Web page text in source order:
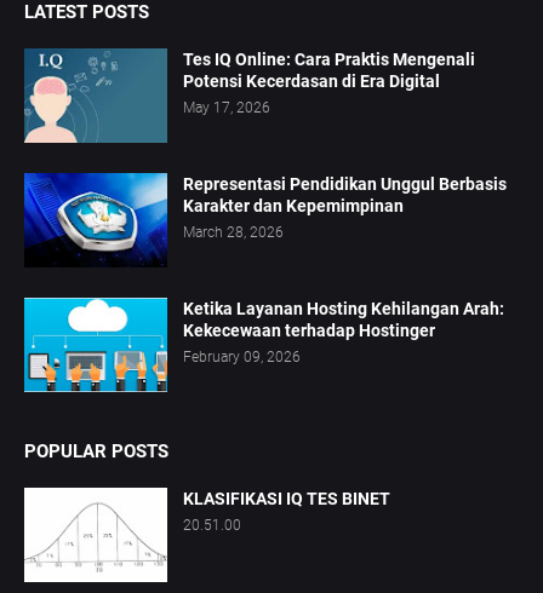
LATEST POSTS
Tes IQ Online: Cara Praktis Mengenali
Potensi Kecerdasan di Era Digital
May 17, 2026
Representasi Pendidikan Unggul Berbasis
Karakter dan Kepemimpinan
March 28, 2026
Ketika Layanan Hosting Kehilangan Arah:
Kekecewaan terhadap Hostinger
February 09, 2026
POPULAR POSTS
KLASIFIKASI IQ TES BINET
20.51.00